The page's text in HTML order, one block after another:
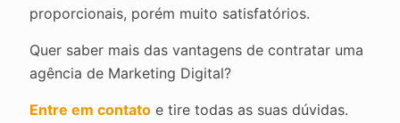
proporcionais, porém muito satisfatórios.
Quer saber mais das vantagens de contratar uma
agência de Marketing Digital?
Entre em contato e tire todas as suas dúvidas.